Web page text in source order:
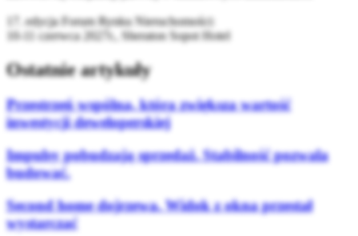
17. edycja Forum Rynku Nieruchomości:
10-11 czerwca 2027r., Sheraton Sopot Hotel
Ostatnie artykuły
Przestrzeń wspólna, która zwiększa wartość
inwestycji deweloperskiej
Impulsy pobudzają sprzedaż. Stabilność pozwala
budować.
Second home dojrzewa. Widok z okna przestał
wystarczać